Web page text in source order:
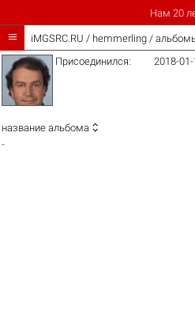
Нам 20
 iMGSRC.RU / hemmerling /
Присоединился:
2018-
название альбома 
-